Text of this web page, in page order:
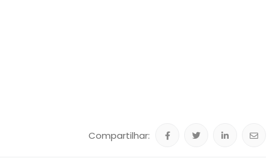
Compartilhar: